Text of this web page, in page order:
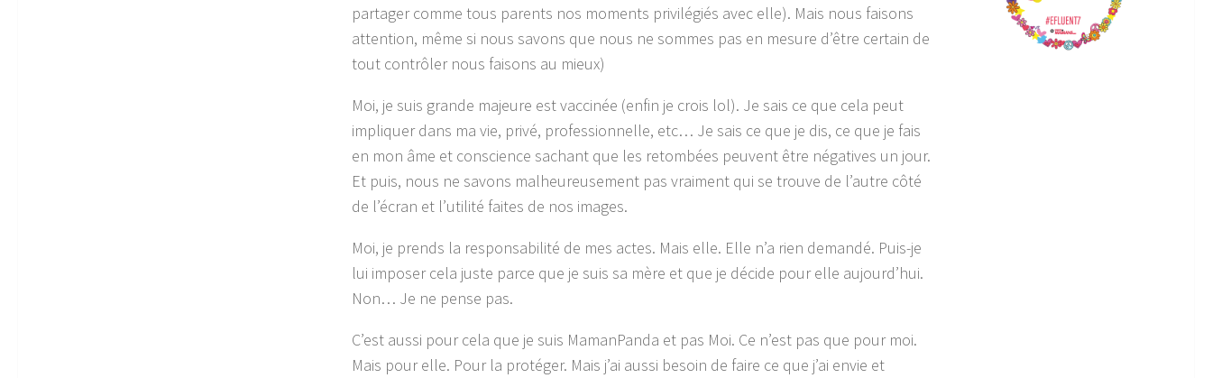
partager comme tous parents nos moments privilégiés avec elle). Mais nous faisons
attention, même si nous savons que nous ne sommes pas en mesure d’être certain de
tout contrôler nous faisons au mieux)
Moi, je suis grande majeure est vaccinée (enfin je crois lol). Je sais ce que cela peut
impliquer dans ma vie, privé, professionnelle, etc… Je sais ce que je dis, ce que je fais
en mon âme et conscience sachant que les retombées peuvent être négatives un jour.
Et puis, nous ne savons malheureusement pas vraiment qui se trouve de l’autre côté
de l’écran et l’utilité faites de nos images.
Moi, je prends la responsabilité de mes actes. Mais elle. Elle n’a rien demandé. Puis-je
lui imposer cela juste parce que je suis sa mère et que je décide pour elle aujourd’hui.
Non… Je ne pense pas.
C’est aussi pour cela que je suis MamanPanda et pas Moi. Ce n’est pas que pour moi.
Mais pour elle. Pour la protéger. Mais j’ai aussi besoin de faire ce que j’ai envie et